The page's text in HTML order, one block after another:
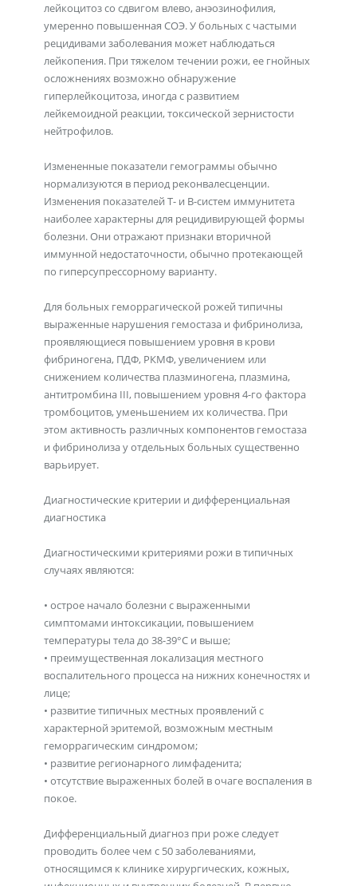
лейкоцитоз со сдвигом влево, анэозинофилия,
умеренно повышенная СОЭ. У больных с частыми
рецидивами заболевания может наблюдаться
лейкопения. При тяжелом течении рожи, ее гнойных
осложнениях возможно обнаружение
гиперлейкоцитоза, иногда с развитием
лейкемоидной реакции, токсической зернистости
нейтрофилов.
Измененные показатели гемограммы обычно
нормализуются в период реконвалесценции.
Изменения показателей Т- и В-систем иммунитета
наиболее характерны для рецидивирующей формы
болезни. Они отражают признаки вторичной
иммунной недостаточности, обычно протекающей
по гиперсупрессорному варианту.
Для больных геморрагической рожей типичны
выраженные нарушения гемостаза и фибринолиза,
проявляющиеся повышением уровня в крови
фибриногена, ПДФ, РКМФ, увеличением или
снижением количества плазминогена, плазмина,
антитромбина III, повышением уровня 4-го фактора
тромбоцитов, уменьшением их количества. При
этом активность различных компонентов гемостаза
и фибринолиза у отдельных больных существенно
варьирует.
Диагностические критерии и дифференциальная
диагностика
Диагностическими критериями рожи в типичных
случаях являются:
• острое начало болезни с выраженными
симптомами интоксикации, повышением
температуры тела до 38-39°С и выше;
• преимущественная локализация местного
воспалительного процесса на нижних конечностях и
лице;
• развитие типичных местных проявлений с
характерной эритемой, возможным местным
геморрагическим синдромом;
• развитие регионарного лимфаденита;
• отсутствие выраженных болей в очаге воспаления в
покое.
Дифференциальный диагноз при роже следует
проводить более чем с 50 заболеваниями,
относящимся к клинике хирургических, кожных,